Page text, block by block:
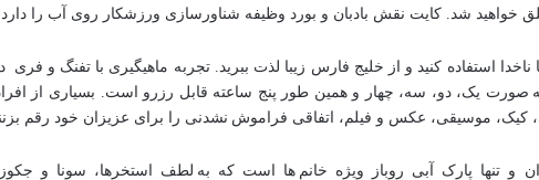
خواهید شد. کایت نقش بادبان و بورد وظیفه شناورسازی ورزشکار روی آب را
استفاده کنید و از خلیج فارس زیبا لذت ببرید. تجربه ماهیگیری با تفنگ و فری
یک، دو، سه، چهار و همین طور پنج ساعته قابل رزرو است. بسیاری از
کیک، موسیقی، عکس و فیلم، اتفاقی فراموش نشدنی را برای عزیزان خود رقم
و تنها پارک آبی روباز ویژه خانم ها است که به لطف استخرها، سونا و